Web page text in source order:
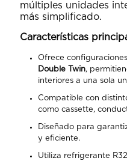
múltiples unidades
más simplificado.
Características
Ofrece
Double Twin,
interiores a una sola
Compatible con
como cassette,
Diseñado para
y eficiente.
Utiliza refrigerante